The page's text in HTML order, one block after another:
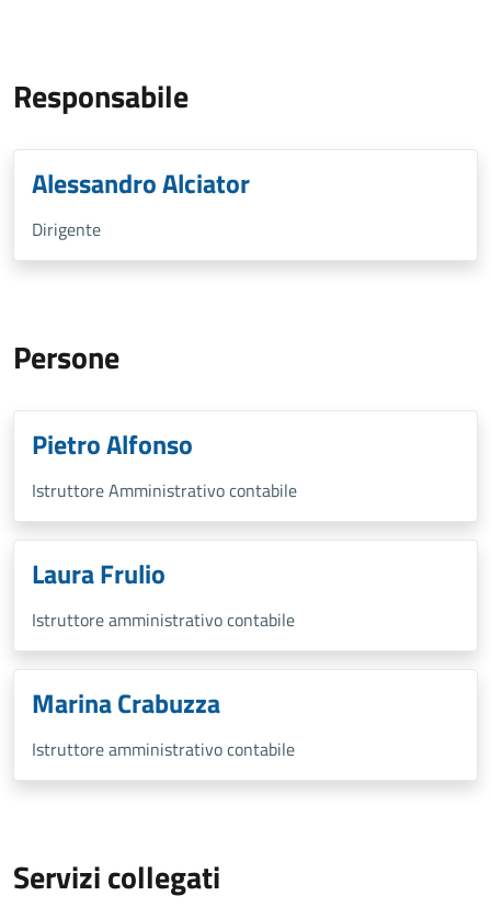
Responsabile
Alessandro Alciator
Dirigente
Persone
Pietro Alfonso
Istruttore Amministrativo contabile
Laura Frulio
Istruttore amministrativo contabile
Marina Crabuzza
Istruttore amministrativo contabile
Servizi collegati